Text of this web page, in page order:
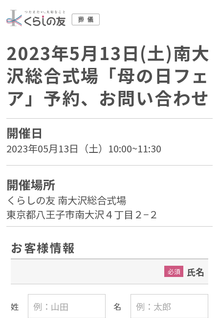
2023年5月13日(土)南大
沢総合式場「母の日フェ
ア」予約、お問い合わせ
開催日
2023年05月13日（土）10:00~11:30
開催場所
くらしの友 南大沢総合式場
東京都八王子市南大沢４丁目２−２
お客様情報
氏名
必須
姓 名